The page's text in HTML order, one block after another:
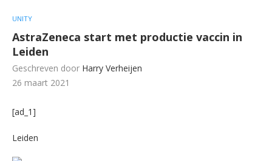
UNITY
AstraZeneca start met productie vaccin in
Leiden
Geschreven door Harry Verheijen
26 maart 2021
[ad_1]
Leiden